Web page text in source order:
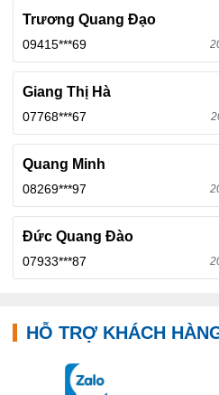
Trương Quang Đạo
09415***69
Giang Thị Hà
07768***67
Quang Minh
08269***97
Đức Quang Đào
07933***87
HỖ TRỢ KHÁCH